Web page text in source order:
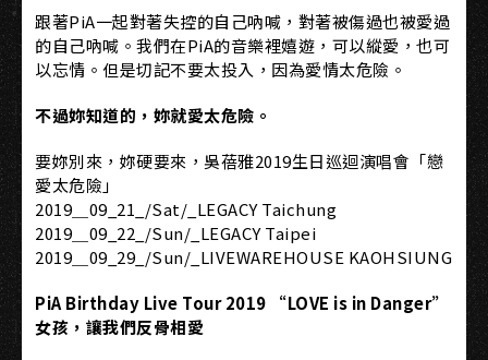
跟著PiA一起對著失控的自己吶喊，對著被傷過也被愛過
的自己吶喊。我們在PiA的音樂裡嬉遊，可以縱愛，也可
以忘情。但是切記不要太投入，因為愛情太危險。
不過妳知道的，妳就愛太危險。
要妳別來，妳硬要來，吳蓓雅2019生日巡迴演唱會「戀
愛太危險」
2019＿09_21_/Sat/_LEGACY Taichung
2019＿09_22_/Sun/_LEGACY Taipei
2019＿09_29_/Sun/_LIVEWAREHOUSE KAOHSIUNG
PiA Birthday Live Tour 2019 “LOVE is in Danger”
女孩，讓我們反骨相愛